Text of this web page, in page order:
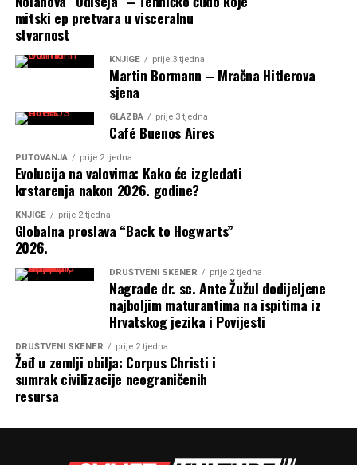
mitski ep pretvara u visceralnu
stvarnost
KNJIGE prije 3 tjedna
Martin Bormann – Mračna Hitlerova
sjena
GLAZBA prije 3 tjedna
Café Buenos Aires
PUTOVANJA prije 2 tjedna
Evolucija na valovima: Kako će izgledati
krstarenja nakon 2026. godine?
KNJIGE prije 2 tjedna
Globalna proslava “Back to Hogwarts”
2026.
DRUŠTVENI SKENER prije 2 tjedna
Nagrade dr. sc. Ante Žužul dodijeljene
najboljim maturantima na ispitima iz
Hrvatskog jezika i Povijesti
DRUŠTVENI SKENER prije 2 tjedna
Žeđ u zemlji obilja: Corpus Christi i
sumrak civilizacije neograničenih
resursa